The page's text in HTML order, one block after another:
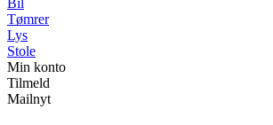
Bil
Tømrer
Lys
Stole
Min konto
Tilmeld
Mailnyt